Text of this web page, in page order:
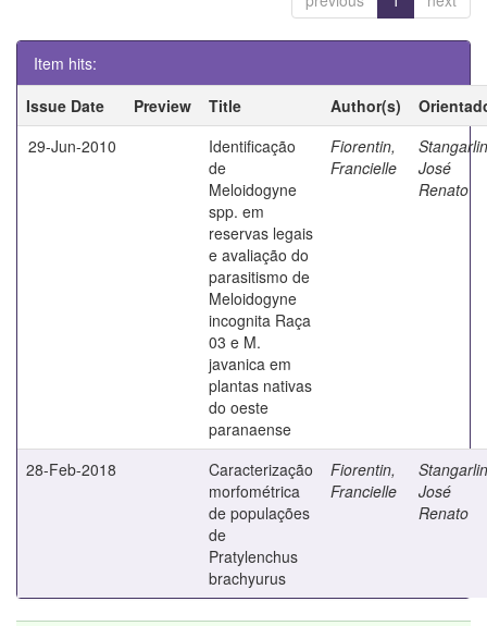
Item hits:
Issue Date
Preview Title Author(s)
29-Jun-2010
Identificação
de
Meloidogyne
spp. em
reservas legais
e avaliação do
parasitismo de
Meloidogyne
incognita Raça
03 e M.
javanica em
plantas nativas
do oeste
paranaense
Fiorentin,
Francielle
José
Renato
28-Feb-2018
Caracterização
morfométrica
de populações
de
Pratylenchus
brachyurus
Fiorentin,
Francielle
José
Renato